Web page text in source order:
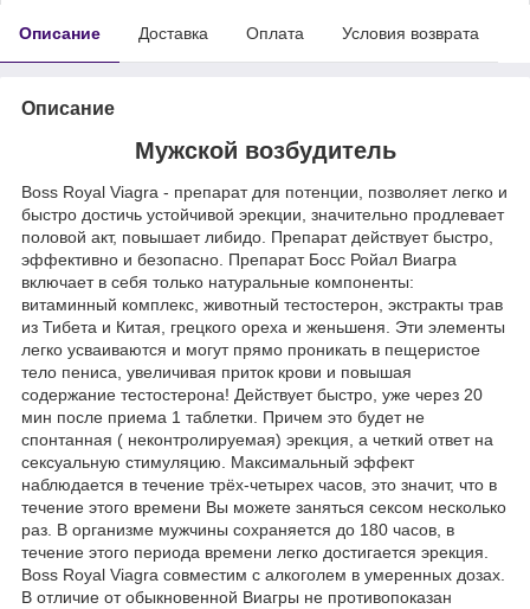
Описание Доставка Оплата Условия возврата
Описание
Мужской возбудитель
Boss Royal Viagra - препарат для потенции, позволяет легко и
быстро достичь устойчивой эрекции, значительно продлевает
половой акт, повышает либидо. Препарат действует быстро,
эффективно и безопасно. Препарат Босс Ройал Виагра
включает в себя только натуральные компоненты:
витаминный комплекс, животный тестостерон, экстракты трав
из Тибета и Китая, грецкого ореха и женьшеня. Эти элементы
легко усваиваются и могут прямо проникать в пещеристое
тело пениса, увеличивая приток крови и повышая
содержание тестостерона! Действует быстро, уже через 20
мин после приема 1 таблетки. Причем это будет не
спонтанная ( неконтролируемая) эрекция, а четкий ответ на
сексуальную стимуляцию. Максимальный эффект
наблюдается в течение трёх-четырех часов, это значит, что в
течение этого времени Вы можете заняться сексом несколько
раз. В организме мужчины сохраняется до 180 часов, в
течение этого периода времени легко достигается эрекция.
Boss Royal Viagra совместим с алкоголем в умеренных дозах.
В отличие от обыкновенной Виагры не противопоказан